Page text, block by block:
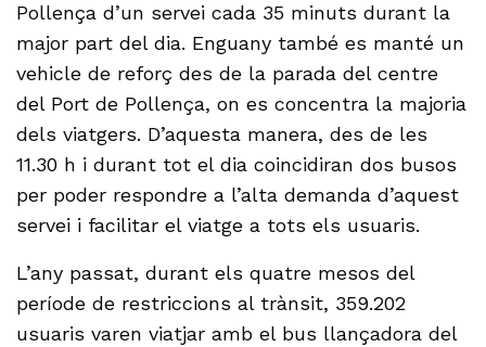
Pollença d’un servei cada 35 minuts durant la
major part del dia. Enguany també es manté un
vehicle de reforç des de la parada del centre
del Port de Pollença, on es concentra la majoria
dels viatgers. D’aquesta manera, des de les
11.30 h i durant tot el dia coincidiran dos busos
per poder respondre a l’alta demanda d’aquest
servei i facilitar el viatge a tots els usuaris.
L’any passat, durant els quatre mesos del
període de restriccions al trànsit, 359.202
usuaris varen viatjar amb el bus llançadora del